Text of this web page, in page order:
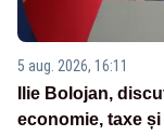
5 aug. 2026, 16:11
Ilie Bolojan,
economie, taxe